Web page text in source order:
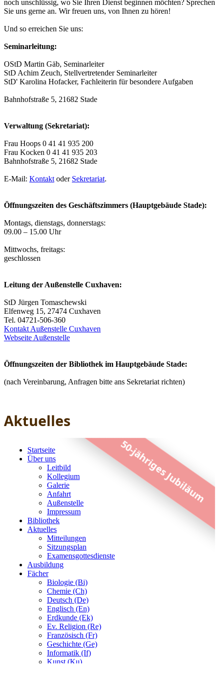
noch unschlüssig, wo Sie Ihren Dienst beginnen möchten? Sprechen
Sie uns gerne an. Wir freuen uns, von Ihnen zu hören!
Und so erreichen Sie uns:
Seminarleitung:
OStD Martin Gäb, Seminarleiter
StD Achim Zeuch, Stellvertretender Seminarleiter
StD' Karolina Hofacker, Fachleiterin für besondere Aufgaben
Bahnhofstraße 5, 21682 Stade
Verwaltung (Sekretariat):
Frau Hoops 0 41 41 935 200
Frau Kocken 0 41 41 935 203
Bahnhofstraße 5, 21682 Stade
E-Mail: Kontaktoder Sekretariat.
Öffnungszeiten des Geschäftszimmers (Hauptgebäude Stade):
Montags, dienstags, donnerstags:
09.00 – 15.00 Uhr
Mittwochs, freitags:
geschlossen
Leitung der Außenstelle Cuxhaven:
StD Jürgen Tomaschewski
Elfenweg 15, 27474 Cuxhaven
Tel. 04721-506-360
Kontakt Außenstelle Cuxhaven
Webseite Außenstelle
Öffnungszeiten der Bibliothek im Hauptgebäude Stade:
(nach Vereinbarung, Anfragen bitte ans Sekretariat richten)
Aktuelles